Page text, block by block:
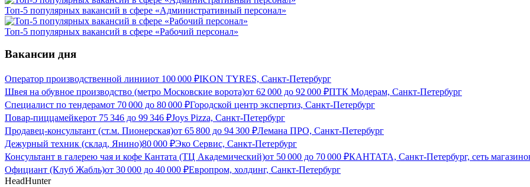
Топ-5 популярных вакансий в сфере «Административный персонал»
Топ-5 популярных вакансий в сфере «Рабочий персонал»
Вакансии дня
Оператор производственной линииот 100 000 ₽IKON TYRES, Санкт-Петербург
Швея на обувное производство (метро Московские ворота)от 62 000 до 92 000 ₽ПТК Модерам, Санкт-Петербург
Специалист по тендерамот 70 000 до 80 000 ₽Городской центр экспертиз, Санкт-Петербург
Повар-пиццамейкерот 75 346 до 99 346 ₽Joys Pizza, Санкт-Петербург
Продавец-консультант (ст.м. Пионерская)от 65 800 до 94 300 ₽Лемана ПРО, Санкт-Петербург
Дежурный техник (склад, Янино)80 000 ₽Эко Сервис, Санкт-Петербург
Консультант в галерею чая и кофе Кантата (ТЦ Академический)от 50 000 до 70 000 ₽КАНТАТА, Санкт-Петербург, сеть
Официант (Клуб Жабль)от 30 000 до 40 000 ₽Европром, холдинг, Санкт-Петербург
HeadHunter